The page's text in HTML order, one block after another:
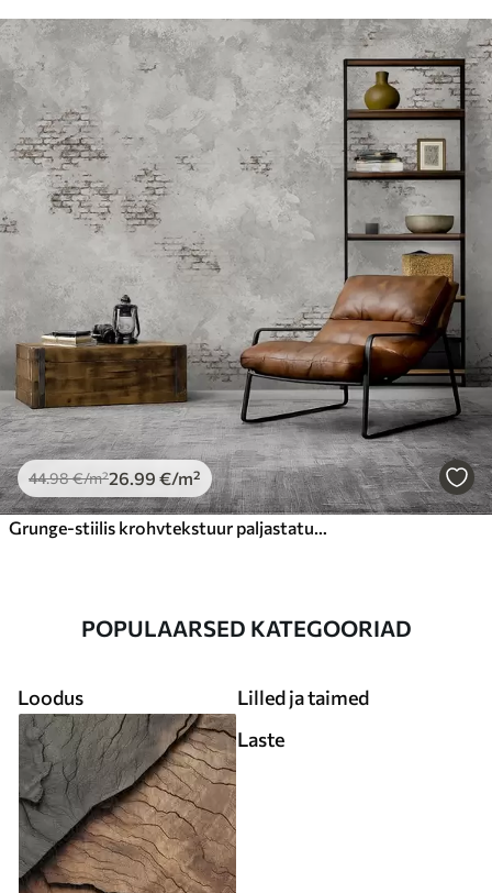
44.98€/m²26.99 €/m²
Grunge-stiilis krohvtekstuur paljastatud telliskivikildudega
POPULAARSED KATEGOORIAD
Loodus Lilled ja taimed
Laste